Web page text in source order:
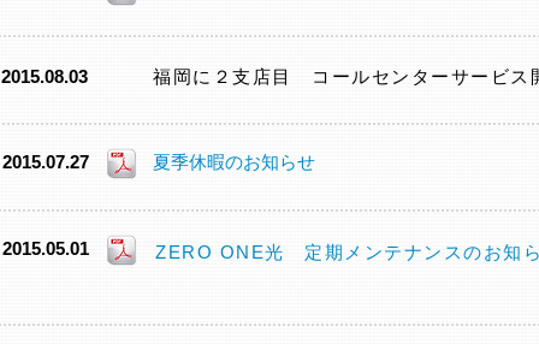
2015.08.03 福岡に２支店目 コールセンターサービス
2015.07.27 夏季休暇のお知らせ
2015.05.01 ZERO ONE光 定期メンテナンスのお知